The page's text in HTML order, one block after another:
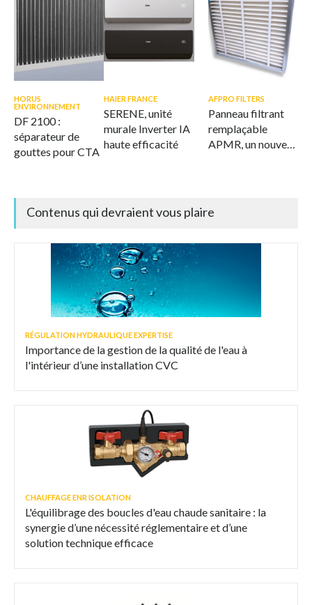
HORUS
ENVIRONNEMENT
DF 2100 :
séparateur de
gouttes pour CTA
HAIER FRANCE
SERENE, unité
murale Inverter IA
haute efficacité
AFPRO FILTERS
Panneau filtrant
remplaçable
APMR, un nouveau
Contenus qui devraient vous plaire
RÉGULATION HYDRAULIQUE EXPERTISE
Importance de la gestion de la qualité de l'eau à
l'intérieur d’une installation CVC
CHAUFFAGE ENR ISOLATION
L'équilibrage des boucles d'eau chaude sanitaire : la
synergie d’une nécessité réglementaire et d’une
solution technique efficace